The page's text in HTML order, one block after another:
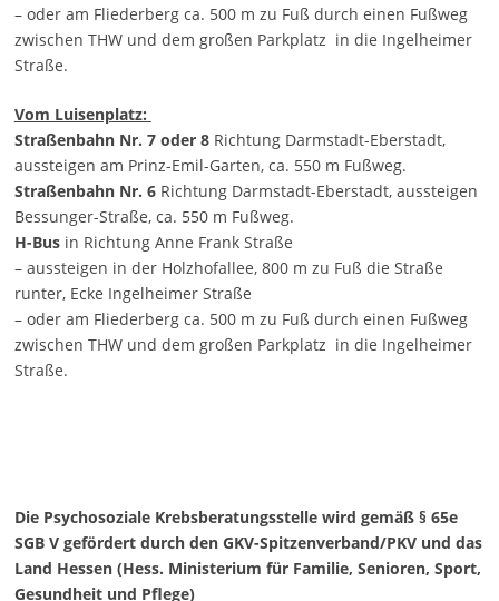
– oder am Fliederberg ca. 500 m zu Fuß durch einen Fußweg
zwischen THW und dem großen Parkplatz in die Ingelheimer
Straße.
Vom Luisenplatz:
Straßenbahn Nr. 7 oder 8Richtung Darmstadt-Eberstadt,
aussteigen am Prinz-Emil-Garten, ca. 550 m Fußweg.
Straßenbahn Nr. 6Richtung Darmstadt-Eberstadt, aussteigen
Bessunger-Straße, ca. 550 m Fußweg.
H-Busin Richtung Anne Frank Straße
– aussteigen in der Holzhofallee, 800 m zu Fuß die Straße
runter, Ecke Ingelheimer Straße
– oder am Fliederberg ca. 500 m zu Fuß durch einen Fußweg
zwischen THW und dem großen Parkplatz in die Ingelheimer
Straße.
Die Psychosoziale Krebsberatungsstelle wird gemäß § 65e
SGB V gefördert durch den GKV-Spitzenverband/PKV und das
Land Hessen (Hess. Ministerium für Familie, Senioren, Sport,
Gesundheit und Pflege)